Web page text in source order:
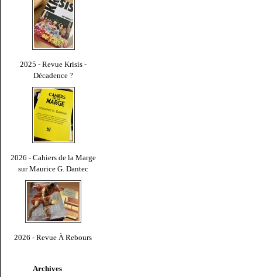
2025 - Revue Krisis -
Décadence ?
2026 - Cahiers de la Marge
sur Maurice G. Dantec
2026 - Revue À Rebours
Archives